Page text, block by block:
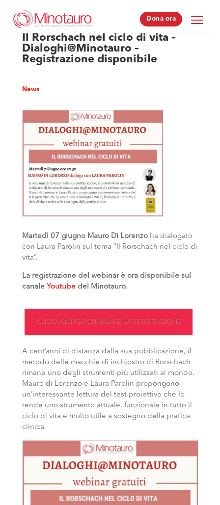
Dona ora
Dona ora
Il Rorschach nel ciclo di vita –
Dialoghi@Minotauro –
Registrazione disponibile
News
Martedì 07 giugno Mauro Di Lorenzo ha dialogato
con Laura Parolin sul tema “Il Rorschach nel ciclo di
vita”.
La registrazione del webinar è ora disponibile sul
canale Youtubedel Minotauro.
CLICCA QUI PER GUARDARE LA REGISTRAZIONE
A cent’anni di distanza dalla sua pubblicazione, il
metodo delle macchie di inchiostro di Rorschach
rimane uno degli strumenti più utilizzati al mondo.
Mauro di Lorenzo e Laura Parolin propongono
un’interessante lettura del test proiettivo che lo
rende uno strumento attuale, funzionale in tutto il
ciclo di vita e molto utile a sostegno della pratica
clinica